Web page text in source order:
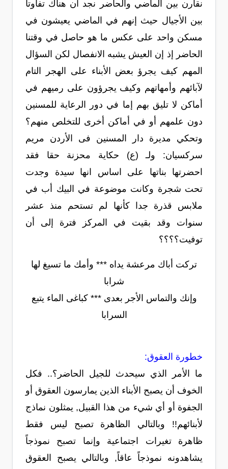
نقارن بين الماضي والحاضر نجد أن هناك تفاوتاً
بين الأجيال حيث إنهم في الماضي يعيشون في
مسكن واحد على عكس ما هو حاصل في وقتنا
الحاضر إذ إن العيش يشبه الانفصال لكن السؤال
المهم كيف يجرؤ بعض الأبناء على الهجر التام
لآبائهم وأمهاتهم وكيف يجرؤون على رميهم في
أماكن لا تليق بهم إما في دور الرعاية للمسنين
دون علمهم أو في أماكن أخرى للتخلص منهم؟
وتحكي مديرة دار المسنين فى الأردن مريم
سركسيان: ولـ (ع) حكاية محزنة حقا فقد
احضرتها بناتها على اساس انها سيدة وجدت
تحت شجرة وكانت موضوعة في البيك أب في
ملابس قذرة جدا كأنها لم تستحم منذ عشر
سنوات وقد بقيت في المركز فترة إلى أن
توفيت؟؟؟؟
تركت أباك مرعشة يداه *** وأمك ما تسيغ لها
شرابا
وإنك والتماس الأجر بعدى *** كباغى الماء يتبع
السرابا
خطورة العقوق:
ما الأمر الذي سيحدث للجيل الحاضر؟.. فكل
الخوف أن يصبح الأبناء الذين يمارسون العقوق أو
الجفوة أو أي شيء من هذا القبيل, يمثلون نماذج
لأبنائهم!! وبالتالي الظاهرة تصبح ليس فقط
ظاهرة تغيرات اجتماعية وإنما تصبح نموذجاً
يشاهدونه نموذجاً عاقاً, وبالتالي يصبح العقوق